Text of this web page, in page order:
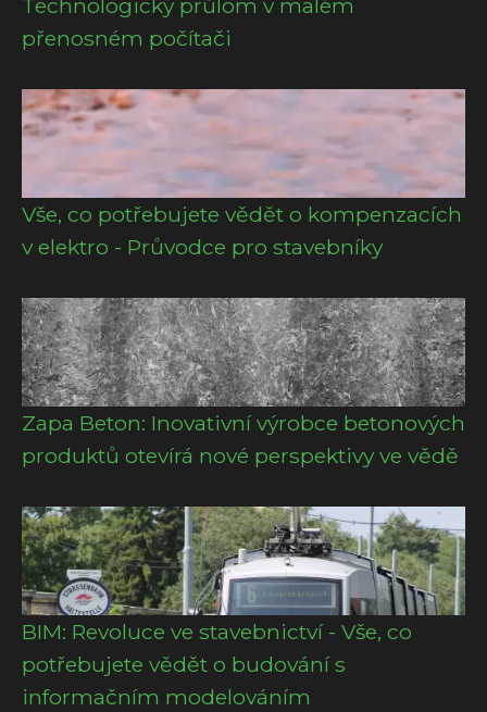
přenosném počítači
Vše, co potřebujete vědět o kompenzacích
v elektro - Průvodce pro stavebníky
Zapa Beton: Inovativní výrobce betonových
produktů otevírá nové perspektivy ve vědě
BIM: Revoluce ve stavebnictví - Vše, co
potřebujete vědět o budování s
informačním modelováním